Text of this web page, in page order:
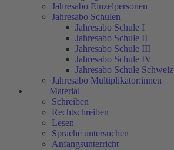
Jahresabo Einzelpersonen
Jahresabo Schulen
Jahresabo Schule I
Jahresabo Schule II
Jahresabo Schule III
Jahresabo Schule IV
Jahresabo Schule Schweiz
Jahresabo Multiplikator:innen
Material
Schreiben
Rechtschreiben
Lesen
Sprache untersuchen
Anfangsunterricht